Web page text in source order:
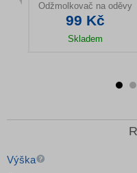
Odžmolkovač na oděvy
99 Kč
Skladem
Výška